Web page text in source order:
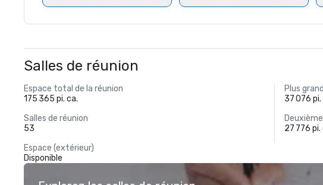
Salles de réunion
Espace total de la réunion
175 365 pi. ca.
Plus
37 076 pi.
Salles de réunion
53
27 776 pi.
Espace (extérieur)
Disponible